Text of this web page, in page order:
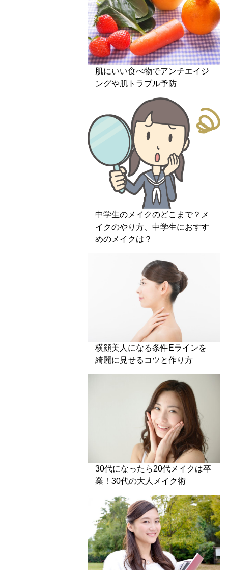
肌にいい食べ物でアンチエイジ
ングや肌トラブル予防
中学生のメイクのどこまで？メ
イクのやり方、中学生におすす
めのメイクは？
横顔美人になる条件Eラインを
綺麗に見せるコツと作り方
30代になったら20代メイクは卒
業！30代の大人メイク術